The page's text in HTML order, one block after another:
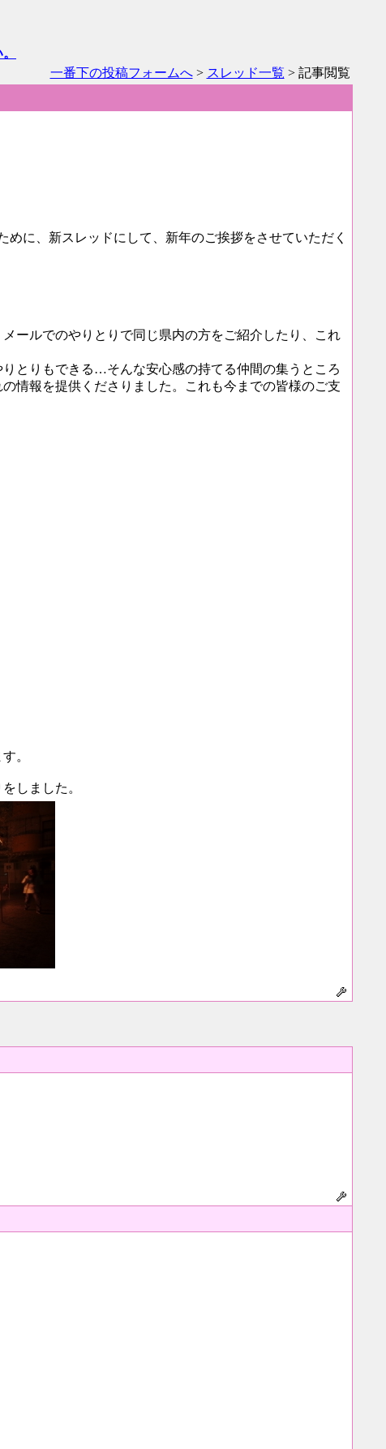
一番下の投稿フォームへ> スレッド一覧 > 記事閲覧
に、新スレッドにして、新年のご挨拶をさせていただく
ールでのやりとりで同じ県内の方をご紹介したり、これ
とりもできる…そんな安心感の持てる仲間の集うところ
情報を提供くださりました。これも今までの皆様のご支
。
しました。